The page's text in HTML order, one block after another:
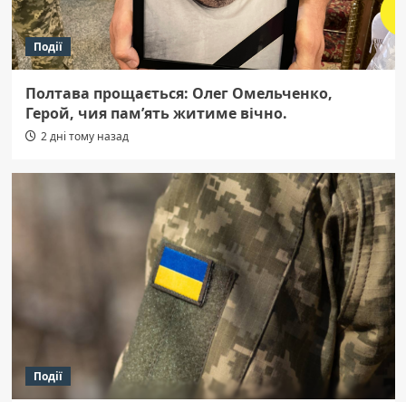
Події
Полтава прощається: Олег Омельченко,
Герой, чия пам’ять житиме вічно.
2 дні тому назад
Події